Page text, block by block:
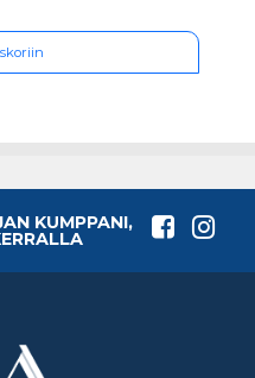
KUMPPANI,